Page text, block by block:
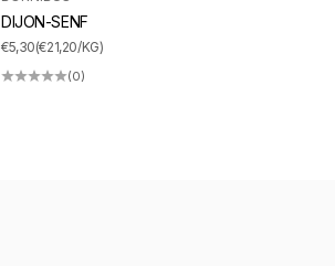
DIJON-SENF
ANGEBOT
€5,30(€21,20/KG)
(0)